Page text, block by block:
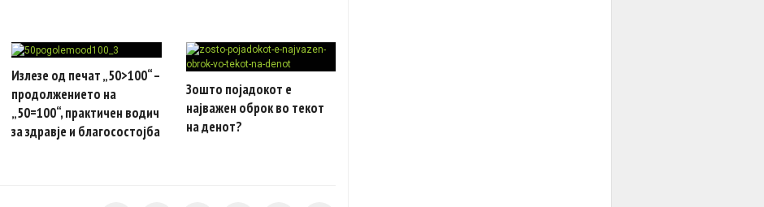
Излезе од печат „50>100“ –
продолжението на
„50=100“, практичен водич
за здравје и благосостојба
Зошто појадокот е
најважен оброк во текот
на денот?